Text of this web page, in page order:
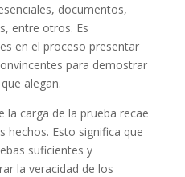
documentos,
entre otros. Es
en el proceso presentar
para demostrar
alegan.
la carga de la prueba recae
hechos. Esto significa que
suficientes y
la veracidad de los